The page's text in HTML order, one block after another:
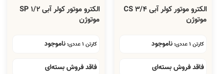
الکترو موتور کولر آبی 3/4 CS
موتوژن
کارتن 1 عددی: ناموجود
فاقد فروش بسته‌ای
الکترو موتور کولر آبی 1/2 SP
موتوژن
کارتن 1 عددی: ناموجود
فاقد فروش بسته‌ای